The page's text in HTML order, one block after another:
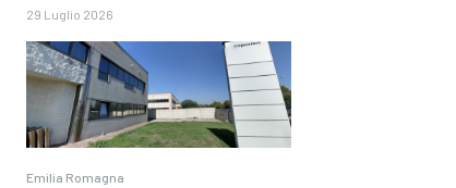
29 Luglio 2026
Emilia Romagna